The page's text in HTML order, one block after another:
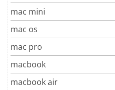
mac mini
mac os
mac pro
macbook
macbook air